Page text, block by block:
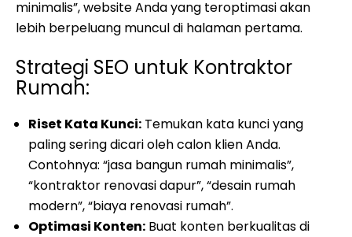
minimalis”, website Anda yang teroptimasi akan
lebih berpeluang muncul di halaman pertama.
Strategi SEO untuk Kontraktor
Rumah:
Riset Kata Kunci: Temukan kata kunci yang
paling sering dicari oleh calon klien Anda.
Contohnya: “jasa bangun rumah minimalis”,
“kontraktor renovasi dapur”, “desain rumah
modern”, “biaya renovasi rumah”.
Optimasi Konten: Buat konten berkualitas di